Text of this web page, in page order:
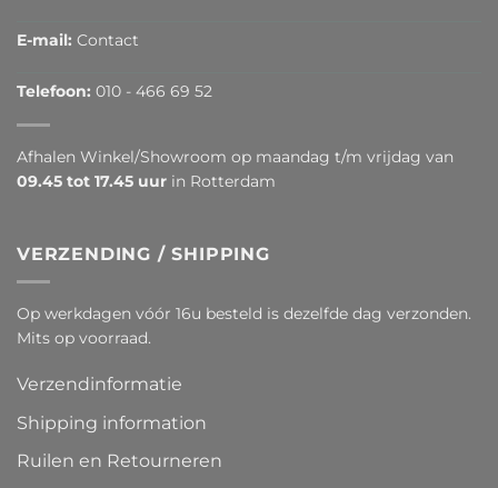
E-mail: Contact
Telefoon: 010 - 466 69 52
Afhalen Winkel/Showroom op maandag t/m vrijdag van
09.45 tot 17.45 uur in Rotterdam
VERZENDING / SHIPPING
Op werkdagen vóór 16u besteld is dezelfde dag verzonden.
Mits op voorraad.
Verzendinformatie
Shipping information
Ruilen en Retourneren